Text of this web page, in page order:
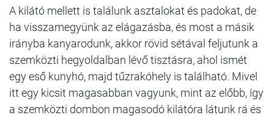
A kilátó mellett is találunk asztalokat és padokat, de
ha visszamegyünk az elágazásba, és most a másik
irányba kanyarodunk, akkor rövid sétával feljutunk a
szemközti hegyoldalban lévő tisztásra, ahol ismét
egy eső kunyhó, majd tűzrakóhely is található. Mivel
itt egy kicsit magasabban vagyunk, mint az előbb, így
a szemközti dombon magasodó kilátóra látunk rá és